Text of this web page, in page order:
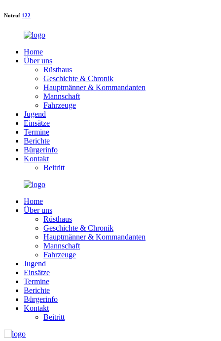
Notruf 122
Home
Über uns
Rüsthaus
Geschichte & Chronik
Hauptmänner & Kommandanten
Mannschaft
Fahrzeuge
Jugend
Einsätze
Termine
Berichte
Bürgerinfo
Kontakt
Beitritt
Home
Über uns
Rüsthaus
Geschichte & Chronik
Hauptmänner & Kommandanten
Mannschaft
Fahrzeuge
Jugend
Einsätze
Termine
Berichte
Bürgerinfo
Kontakt
Beitritt